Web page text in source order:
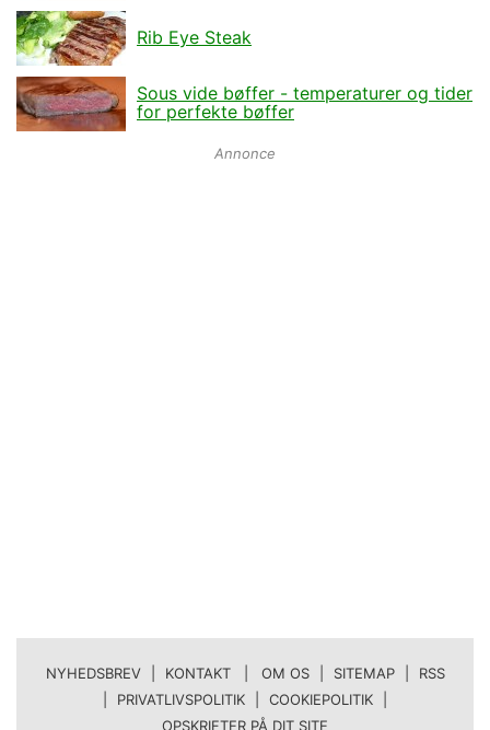
Rib Eye Steak
Sous vide bøffer - temperaturer og tider
for perfekte bøffer
Annonce
NYHEDSBREV KONTAKT | OM OS SITEMAP
RSS
PRIVATLIVSPOLITIK COOKIEPOLITIK
OPSKRIFTER PÅ DIT SITE